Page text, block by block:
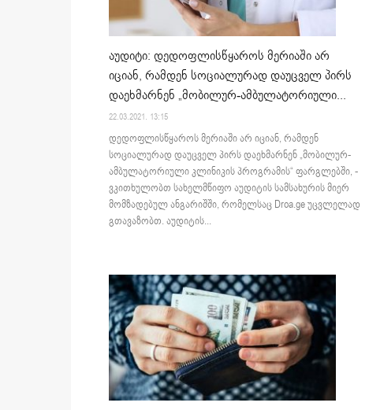
აუდიტი: დედოფლისწყაროს მერიაში არ
იციან, რამდენ სოციალურად დაუცველ პირს
დაეხმარნენ „მობილურ-ამბულატორიული...
22.03.2021. 13:15
დედოფლისწყაროს მერიაში არ იციან, რამდენ
სოციალურად დაუცველ პირს დაეხმარნენ „მობილურ-
ამბულატორიული კლინიკის პროგრამის“ ფარგლებში, -
ვკითხულობთ სახელმწიფო აუდიტის სამსახურის მიერ
მომზადებულ ანგარიშში, რომელსაც Droa.ge უცვლელად
გთავაზობთ. აუდიტის...